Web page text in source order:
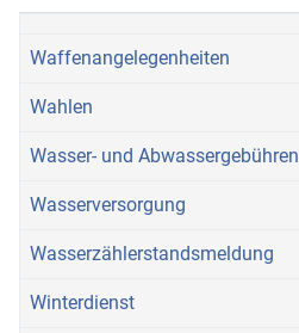
Waffenangelegenheiten
Wahlen
Wasser- und Abwassergebühren
Wasserversorgung
Wasserzählerstandsmeldung
Winterdienst